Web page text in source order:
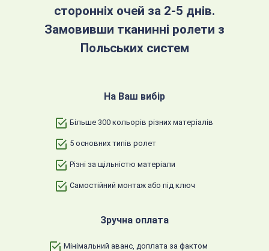
сторонніх очей за 2-5 днів.
Замовивши тканинні ролети з
Польських систем
На Ваш вибір
Більше 300 кольорів різних матеріалів
5 основних типів ролет
Різні за щільністю матеріали
Самостійний монтаж або під ключ
Зручна оплата
Мінімальний аванс, доплата за фактом